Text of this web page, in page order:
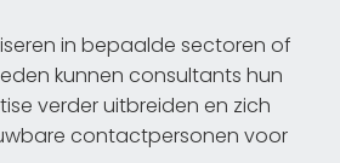
in bepaalde sectoren of
kunnen consultants hun
verder uitbreiden en zich
contactpersonen voor